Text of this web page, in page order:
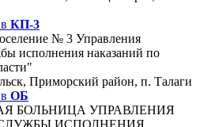
КП-3
№ 3 Управления
исполнения наказаний по
Приморский район, п. Талаги
ОБ
БОЛЬНИЦА УПРАВЛЕНИЯ
ИСПОЛНЕНИЯ